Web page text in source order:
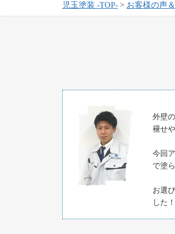
児玉塗装 -TOP- > お客様の声
外壁
褪せ
今回
で塗
お選
した！